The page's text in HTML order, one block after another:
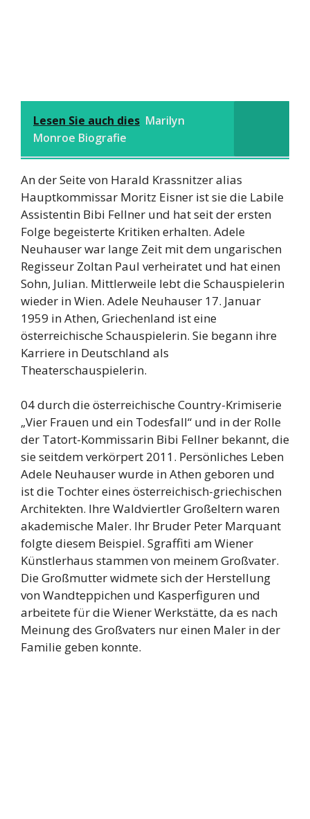
Lesen Sie auch dies Marilyn
Monroe Biografie
An der Seite von Harald Krassnitzer alias
Hauptkommissar Moritz Eisner ist sie die Labile
Assistentin Bibi Fellner und hat seit der ersten
Folge begeisterte Kritiken erhalten. Adele
Neuhauser war lange Zeit mit dem ungarischen
Regisseur Zoltan Paul verheiratet und hat einen
Sohn, Julian. Mittlerweile lebt die Schauspielerin
wieder in Wien. Adele Neuhauser 17. Januar
1959 in Athen, Griechenland ist eine
österreichische Schauspielerin. Sie begann ihre
Karriere in Deutschland als
Theaterschauspielerin.
04 durch die österreichische Country-Krimiserie
„Vier Frauen und ein Todesfall“ und in der Rolle
der Tatort-Kommissarin Bibi Fellner bekannt, die
sie seitdem verkörpert 2011. Persönliches Leben
Adele Neuhauser wurde in Athen geboren und
ist die Tochter eines österreichisch-griechischen
Architekten. lhre Waldviertler Großeltern waren
akademische Maler. Ihr Bruder Peter Marquant
folgte diesem Beispiel. Sgraffiti am Wiener
Künstlerhaus stammen von meinem Großvater.
Die Großmutter widmete sich der Herstellung
von Wandteppichen und Kasperfiguren und
arbeitete für die Wiener Werkstätte, da es nach
Meinung des Großvaters nur einen Maler in der
Familie geben konnte.